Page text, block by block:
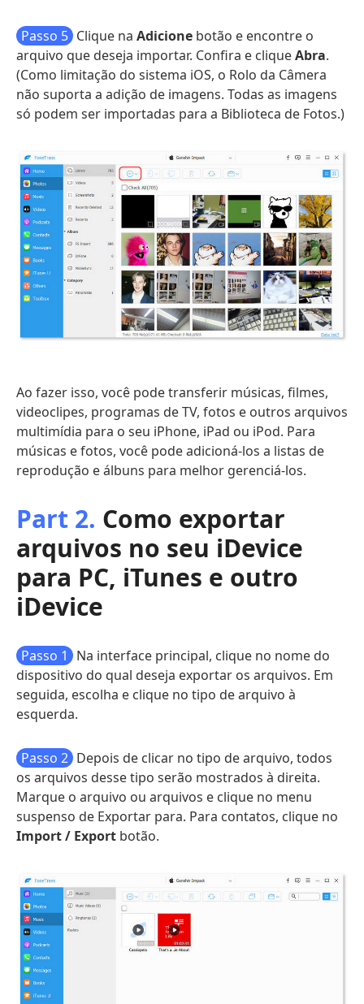
Passo 5 Clique na Adicione botão e encontre o
arquivo que deseja importar. Confira e cliqueAbra.
(Como limitação do sistema iOS, o Rolo da Câmera
não suporta a adição de imagens. Todas as imagens
só podem ser importadas para a Biblioteca de Fotos.)
Ao fazer isso, você pode transferir músicas, filmes,
videoclipes, programas de TV, fotos e outros arquivos
multimídia para o seu iPhone, iPad ou iPod. Para
músicas e fotos, você pode adicioná-los a listas de
reprodução e álbuns para melhor gerenciá-los.
Part 2. Como exportar
arquivos no seu iDevice
para PC, iTunes e outro
iDevice
Passo 1
Na interface principal, clique no nome do
dispositivo do qual deseja exportar os arquivos. Em
seguida, escolha e clique no tipo de arquivo à
esquerda.
Passo 2 Depois de clicar no tipo de arquivo, todos
os arquivos desse tipo serão mostrados à direita.
Marque o arquivo ou arquivos e clique no menu
suspenso de Exportar para. Para contatos, clique no
Import / Export botão.